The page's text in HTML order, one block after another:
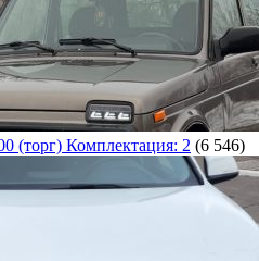
(торг) Комплектация: 2 (6 546)